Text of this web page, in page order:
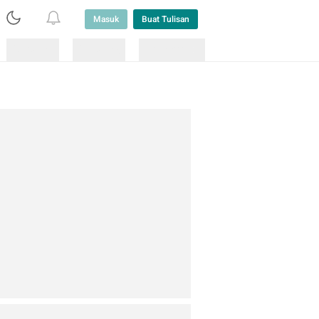
Masuk Buat Tulisan